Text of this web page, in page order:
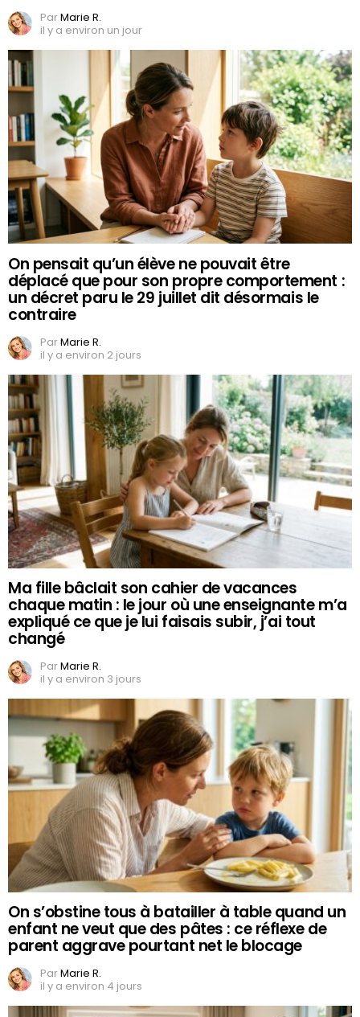
ParMarie R.
il y a environ un jour
On pensait qu’un élève ne pouvait être
déplacé que pour son propre comportement :
un décret paru le 29 juillet dit désormais le
contraire
ParMarie R.
il y a environ 2 jours
Ma fille bâclait son cahier de vacances
chaque matin : le jour où une enseignante m’a
expliqué ce que je lui faisais subir, j’ai tout
changé
ParMarie R.
il y a environ 3 jours
On s’obstine tous à batailler à table quand un
enfant ne veut que des pâtes : ce réflexe de
parent aggrave pourtant net le blocage
ParMarie R.
il y a environ 4 jours